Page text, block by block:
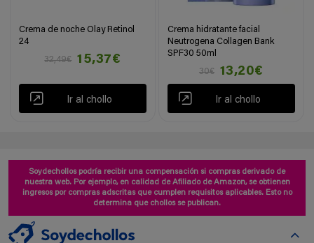
Crema de noche Olay Retinol
24
32,49€
15,37€
Ir al chollo
Crema hidratante facial
Neutrogena Collagen Bank
SPF30 50ml
30€
13,20€
Ir al chollo
Soydechollos podría recibir una compensación si compras derivado de
nuestra web. Por ejemplo, en calidad de Afiliado de Amazon, se obtienen
ingresos por compras adscritas que cumplen requisitos aplicables. Esto no
determina que chollos se publican.